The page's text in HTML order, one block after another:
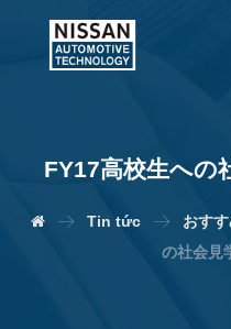
FY17高校生への
Tin tức おす
の社会見